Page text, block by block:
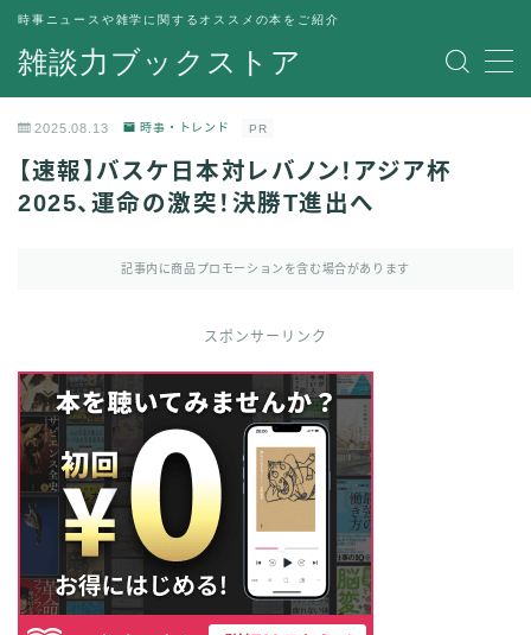
雑談力ブックストア
時事ニュースや雑学に関するオススメの本をご紹介
MENU
運営者情報
2025.08.13 時事・トレンド PR
【速報】バスケ日本対レバノン！アジア杯
2025、運命の激突！決勝T進出へ
記事内に商品プロモーションを含む場合があります
スポンサーリンク